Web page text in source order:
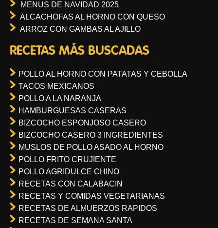
MENUS DE NAVIDAD 2025
ALCACHOFAS AL HORNO CON QUESO
ARROZ CON GAMBAS AL AJILLO
RECETAS MÁS BUSCADAS
POLLO AL HORNO CON PATATAS Y CEBOLLA
TACOS MEXICANOS
POLLO A LA NARANJA
HAMBURGUESAS CASERAS
BIZCOCHO ESPONJOSO CASERO
BIZCOCHO CASERO 3 INGREDIENTES
MUSLOS DE POLLO ASADO AL HORNO
POLLO FRITO CRUJIENTE
POLLO AGRIDULCE CHINO
RECETAS CON CALABACIN
RECETAS Y COMIDAS VEGETARIANAS
RECETAS DE ALMUERZOS RAPIDOS
RECETAS DE SEMANA SANTA